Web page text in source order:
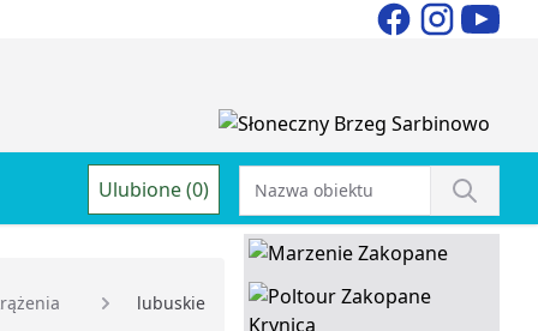
Ulubione (0)
lubuskie